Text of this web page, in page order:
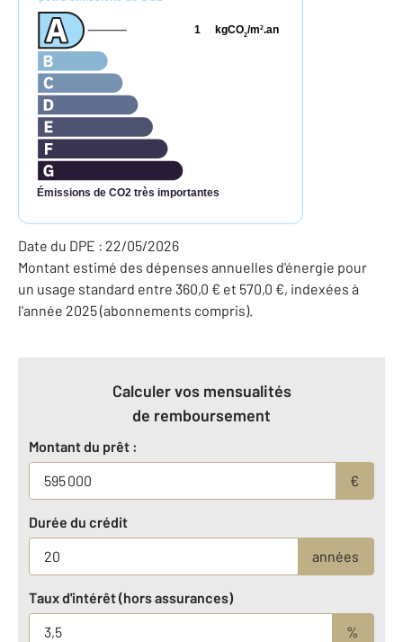
Émissions de CO2 très importantes
kgCO2/m2.an
1
Date du DPE : 22/05/2026
Montant estimé des dépenses annuelles d'énergie pour
un usage standard entre 360,0 € et 570,0 €, indexées à
l'année 2025 (abonnements compris).
Calculer vos mensualités
de remboursement
Montant du prêt :
€
Durée du crédit
années
Taux d'intérêt (hors assurances)
%